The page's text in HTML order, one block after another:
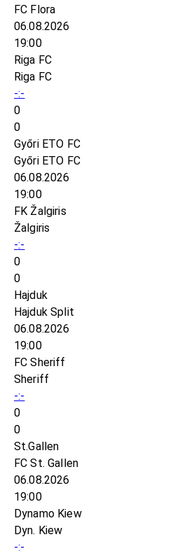
FC Flora
06.08.2026
19:00
Riga FC
Riga FC
-:-
0
0
Győri ETO FC
Győri ETO FC
06.08.2026
19:00
FK Žalgiris
Žalgiris
-:-
0
0
Hajduk
Hajduk Split
06.08.2026
19:00
FC Sheriff
Sheriff
-:-
0
0
St.Gallen
FC St. Gallen
06.08.2026
19:00
Dynamo Kiew
Dyn. Kiew
-:-